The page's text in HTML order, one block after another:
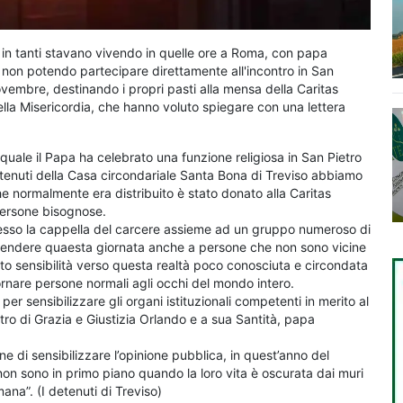
tanti stavano vivendo in quelle ore a Roma, con papa
potendo partecipare direttamente all'incontro in San
destinando i propri pasti alla mensa della Caritas
Misericordia, che hanno voluto spiegare con una lettera
il Papa ha celebrato una funzione religiosa in San Pietro
della Casa circondariale Santa Bona di Treviso abbiamo
normalmente era distribuito è stato donato alla Caritas
bisognose.
la cappella del carcere assieme ad un gruppo numeroso di
quaesta giornata anche a persone che non sono vicine
sensibilità verso questa realtà poco conosciuta e circondata
persone normali agli occhi del mondo intero.
sensibilizzare gli organi istituzionali competenti in merito al
di Grazia e Giustizia Orlando e a sua Santità, papa
di sensibilizzare l’opinione pubblica, in quest’anno del
sono in primo piano quando la loro vita è oscurata dai muri
(I detenuti di Treviso)